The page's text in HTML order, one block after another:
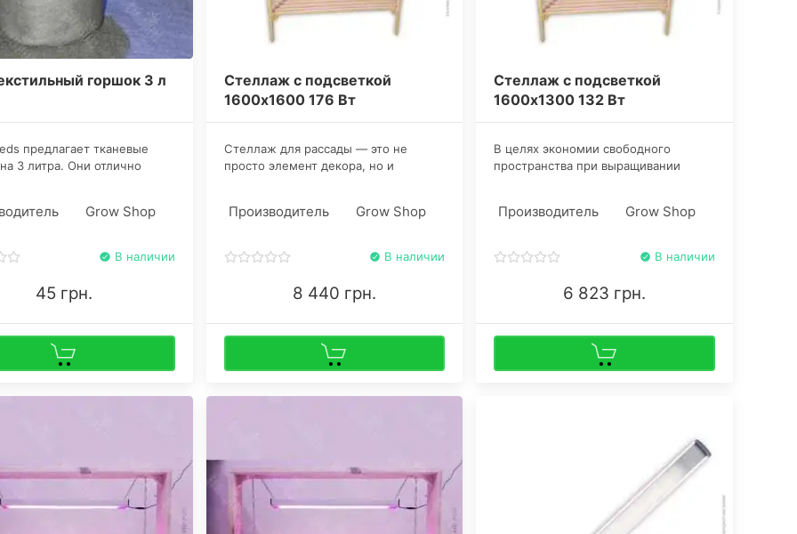
горшок 3 л
предлагает тканевые
3 литра. Они отлично
в открытый грунт
Grow Shop
В наличии
45 грн.
Стеллаж с подсветкой
1600x1600 176 Вт
​Стеллаж для рассады — это не
просто элемент декора, но и
Он экономит место, так как
ряда.
Производитель Grow Shop
В наличии
8 440 грн.
Стеллаж с подсветкой
1600x1300 132 Вт
​В целях экономии свободного
пространства при выращивании
рассады. К экономии прибавляется
Производитель Grow Shop
В наличии
6 823 грн.